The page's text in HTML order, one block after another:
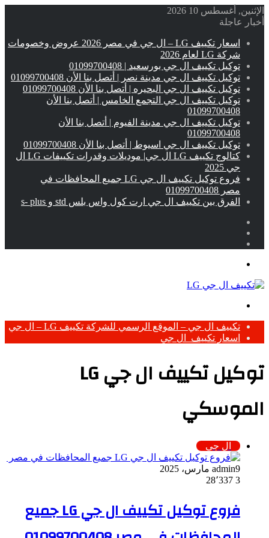
الإثنين, أغسطس 10 2026
أخبار عاجلة
اسعار تكييف LG – ال جي في مصر 2026 عروض وخصومات
شركة LG لعام 2026
توكيل تكييف ال جي بورسعيد | 01099700408
توكيل تكييف ال جي مدينة نصر | أتصل بنا الأن 01099700408
توكيل تكييف ال جي البحيره | أتصل بنا الأن 01099700408
توكيل تكييف ال جي التجمع الخامس | أتصل بنا الأن
01099700408
توكيل تكييف ال جي مدينة الفيوم | أتصل بنا الأن
01099700408
توكيل تكييف ال جي اسيوط | أتصل بنا الأن 01099700408
كتالوج تكييف LG ال جي| موديلات وقدرات تكييفات LG ال
جي 2025
فروع توكيل تكييف ال جي LG جميع المحافظات في
مصر 01099700408
الفرق بين تكييف ال جي ارت كول واس بلس std و s- plus
تكييف ال جي – الموقع الرسمي للشركة تكييف LG – ال جي
اسعار تكييف ال جي
توكيل تكييف ال جي LG
الموسكي
ال جي
admin9 مارس، 2025
3
فروع توكيل تكييف ال جي LG جميع